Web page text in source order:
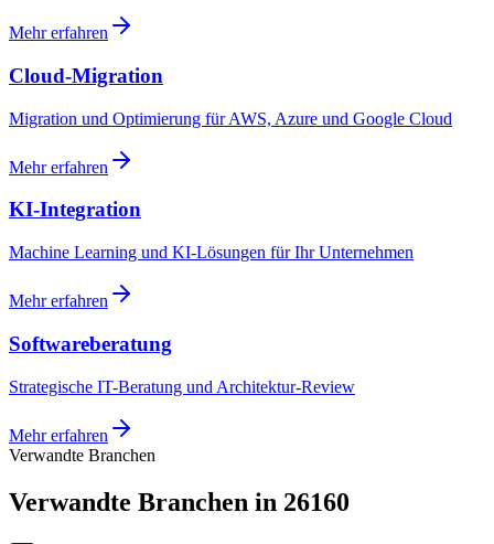
Mehr erfahren
Cloud-Migration
Migration und Optimierung für AWS, Azure und Google Cloud
Mehr erfahren
KI-Integration
Machine Learning und KI-Lösungen für Ihr Unternehmen
Mehr erfahren
Softwareberatung
Strategische IT-Beratung und Architektur-Review
Mehr erfahren
Verwandte Branchen
Verwandte Branchen in 26160